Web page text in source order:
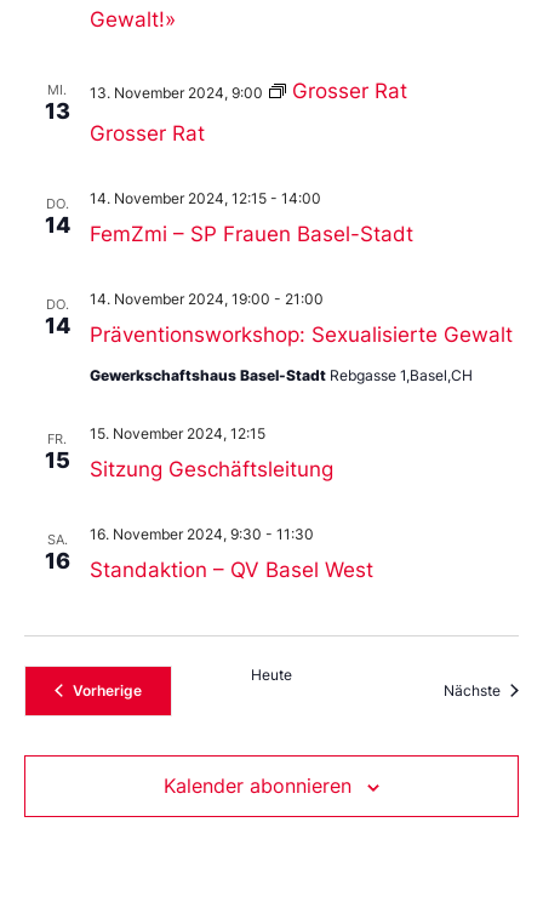
Gewalt!»
MI.
13
Grosser Rat
13. November 2024, 9:00 Grosser Rat
DO.
14 FemZmi – SP Frauen Basel-Stadt
14. November 2024, 12:15 - 14:00
DO.
14 Präventionsworkshop: Sexualisierte Gewalt
14. November 2024, 19:00 - 21:00
Gewerkschaftshaus Basel-Stadt Rebgasse 1,Basel,CH
FR.
15 Sitzung Geschäftsleitung
15. November 2024, 12:15
SA.
16 Standaktion – QV Basel West
16. November 2024, 9:30 - 11:30
VorherigeVeranstaltungen
Heute
Nächste
Kalender abonnieren